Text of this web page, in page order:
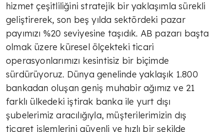
hizmet çeşitliliğini stratejik bir yaklaşımla sürekli
geliştirerek, son beş yılda sektördeki pazar
payımızı %20 seviyesine taşıdık. AB pazarı başta
olmak üzere küresel ölçekteki ticari
operasyonlarımızı kesintisiz bir biçimde
sürdürüyoruz. Dünya genelinde yaklaşık 1.800
bankadan oluşan geniş muhabir ağımız ve 21
farklı ülkedeki iştirak banka ile yurt dışı
şubelerimiz aracılığıyla, müşterilerimizin dış
ticaret işlemlerini güvenli ve hızlı bir şekilde